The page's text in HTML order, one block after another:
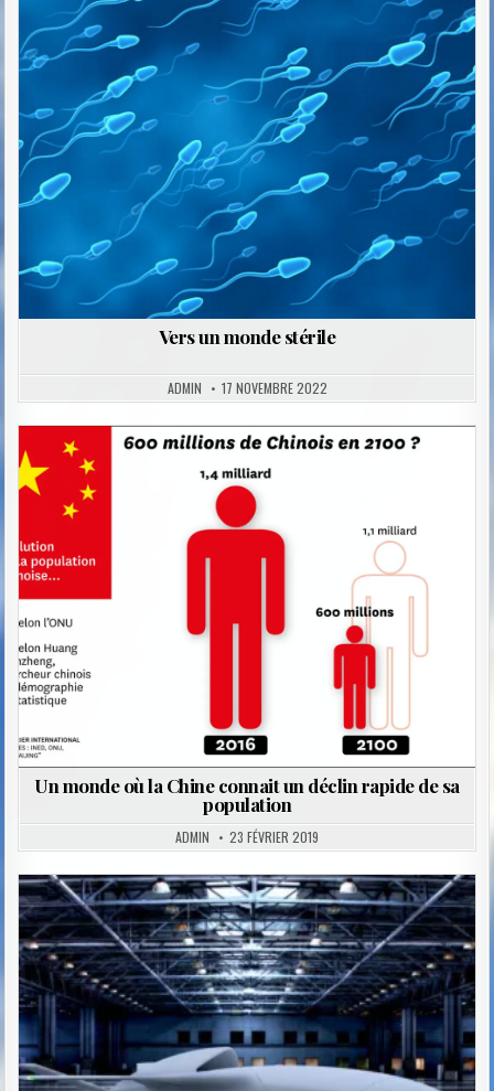
Posted
in
Vers un monde stérile
ADMIN 17 NOVEMBRE 2022
Posted
Un monde où la Chine connait un déclin rapide de sa
population
ADMIN 23 FÉVRIER 2019
Posted
in